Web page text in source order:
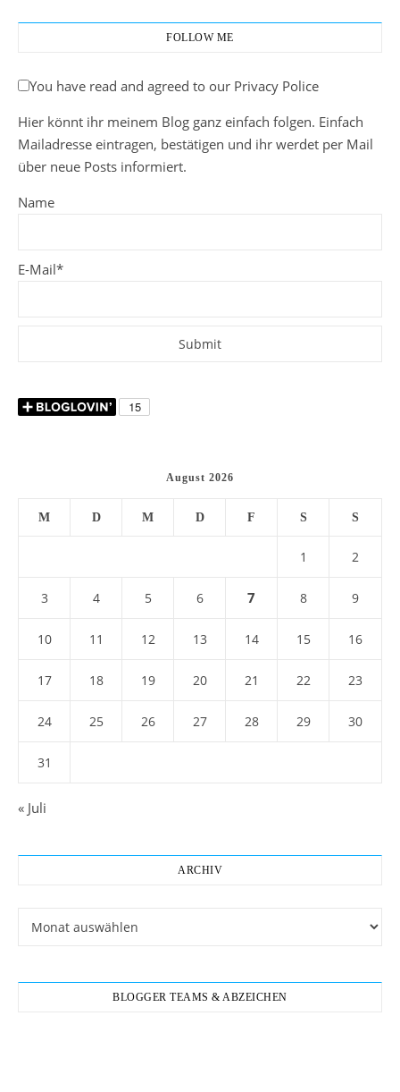
FOLLOW ME
You have read and agreed to our Privacy Police
Hier könnt ihr meinem Blog ganz einfach folgen. Einfach
Mailadresse eintragen, bestätigen und ihr werdet per Mail
über neue Posts informiert.
Name
E-Mail*
August 2026
M D M D F S S
1 2
3 4 5 6 7 8 9
10 11 12 13 14 15 16
17 18 19 20 21 22 23
24 25 26 27 28 29 30
31
« Juli
ARCHIV
BLOGGER TEAMS & ABZEICHEN